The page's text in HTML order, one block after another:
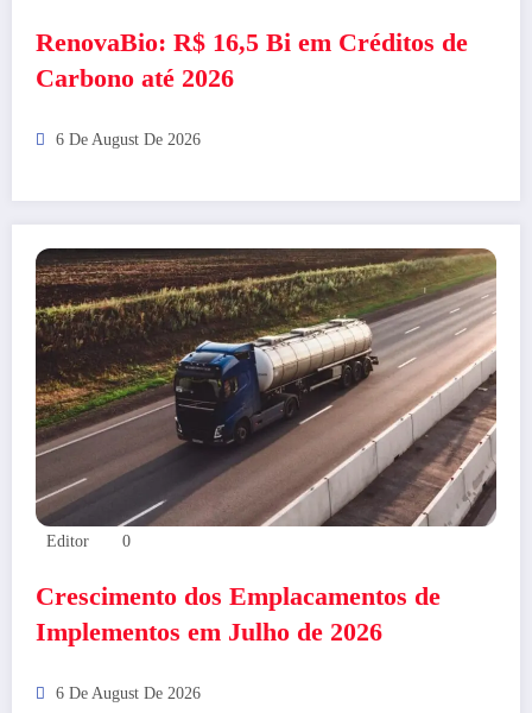
RenovaBio: R$ 16,5 Bi em Créditos de
Carbono até 2026
6 De August De 2026
Editor 0
Crescimento dos Emplacamentos de
Implementos em Julho de 2026
6 De August De 2026